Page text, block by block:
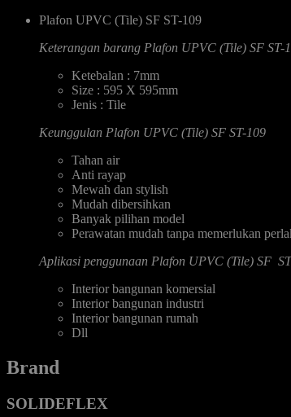
Plafon UPVC (Tile) SF ST-109
Keterangan barang Plafon UPVC (Tile) SF ST-
Ketebalan : 7mm
Size : 595 X 595mm
Jenis : Tile
Keunggulan Plafon UPVC (Tile) SF ST-109
Tahan air
Anti rayap
Mewah dan stylish
Mudah dibersihkan
Banyak pilihan model
Perawatan mudah tanpa memerlukan
Aplikasi penggunaan Plafon UPVC (Tile) SF
Interior bangunan komersial
Interior bangunan industri
Interior bangunan rumah
Dll
Brand
SOLIDEFLEX